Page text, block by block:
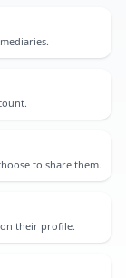
to share them.
their profile.